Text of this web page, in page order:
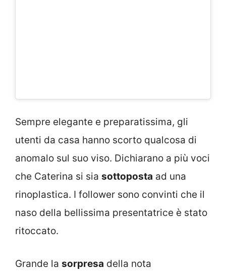
Sempre elegante e preparatissima, gli
utenti da casa hanno scorto qualcosa di
anomalo sul suo viso. Dichiarano a più voci
che Caterina si sia sottoposta ad una
rinoplastica. I follower sono convinti che il
naso della bellissima presentatrice è stato
ritoccato.
Grande la sorpresa della nota